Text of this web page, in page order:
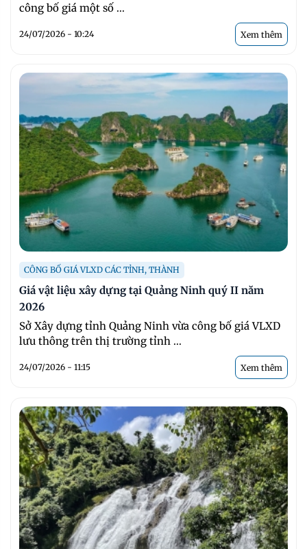
công bố giá một số ...
24/07/2026 - 10:24 Xem thêm
CÔNG BỐ GIÁ VLXD CÁC TỈNH, THÀNH
Giá vật liệu xây dựng tại Quảng Ninh quý II năm
2026
Sở Xây dựng tỉnh Quảng Ninh vừa công bố giá VLXD
lưu thông trên thị trường tỉnh ...
24/07/2026 - 11:15 Xem thêm